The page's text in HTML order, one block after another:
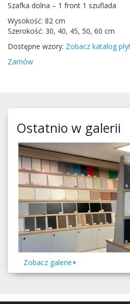
Szafka dolna – 1 front 1 szuflada
Wysokość: 82 cm
Sze­rokość: 30, 40, 45, 50, 60 cm
Dostępne wzory: Zobacz kat­a­log
Zamów
Ostatnio w galerii
Zobacz galerie